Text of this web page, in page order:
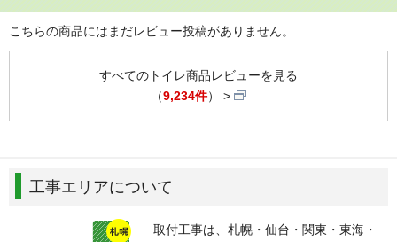
こちらの商品にはまだレビュー投稿がありません。
すべてのトイレ商品レビューを見る
（9,234件）
工事エリアについて
取付工事は、札幌・仙台・関東・東海・